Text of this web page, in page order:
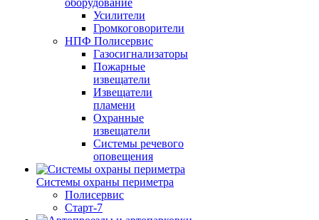
оборудование
Усилители
Громкоговорители
НПФ Полисервис
Газосигнализаторы
Пожарные
извещатели
Извещатели
пламени
Охранные
извещатели
Системы речевого
оповещения
Системы охраны периметра
Полисервис
Старт-7